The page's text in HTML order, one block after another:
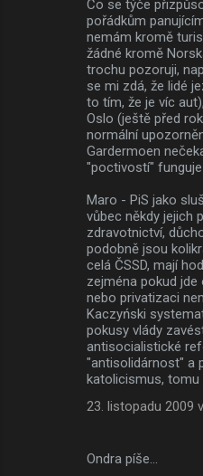
Co se týče
pořádkům
nemám kromě
žádné kromě
trochu pozoruji,
se mi zdá, že lidé
to tím, že je víc
Oslo (ještě před
normální
Gardermoen
"poctivostí" funguje
Maro - PiS jako
vůbec někdy jejich
zdravotnictví,
podobně jsou
celá ČSSD, mají
zejména pokud
nebo privatizaci
Kaczyński
pokusy vlády
antisocialistické
"antisolidárnost" a
katolicismus, tomu
23. listopadu 2009
Ondra píše…